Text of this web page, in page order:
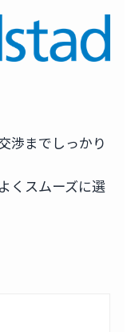
渉までしっかり
くスムーズに選